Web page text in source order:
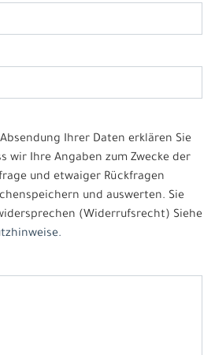
Ihrer Daten erklären Sie
wir Ihre Angaben zum Zwecke der
und etwaiger Rückfragen
und auswerten. Sie
(Widerrufsrecht) Siehe